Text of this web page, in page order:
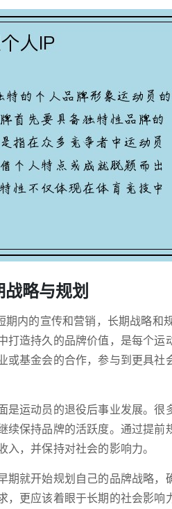
略与规划
期内的宣传和营销，长期战略和
打造持久的品牌价值，是每个
或基金会的合作，参与到更具
是运动员的退役后事业发展。
续保持品牌的活跃度。通过提
，并保持对社会的影响力。
期就开始规划自己的品牌战略
更应该着眼于长期的社会影响